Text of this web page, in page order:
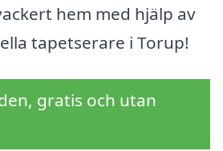
hem med hjälp av
tapetserare i Torup!
gratis och utan